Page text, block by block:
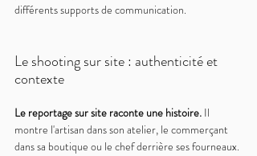
différents supports de communication.
Le shooting sur site : authenticité et
contexte
Le reportage sur site raconte une histoire. Il
montre l'artisan dans son atelier, le commerçant
dans sa boutique ou le chef derrière ses fourneaux.